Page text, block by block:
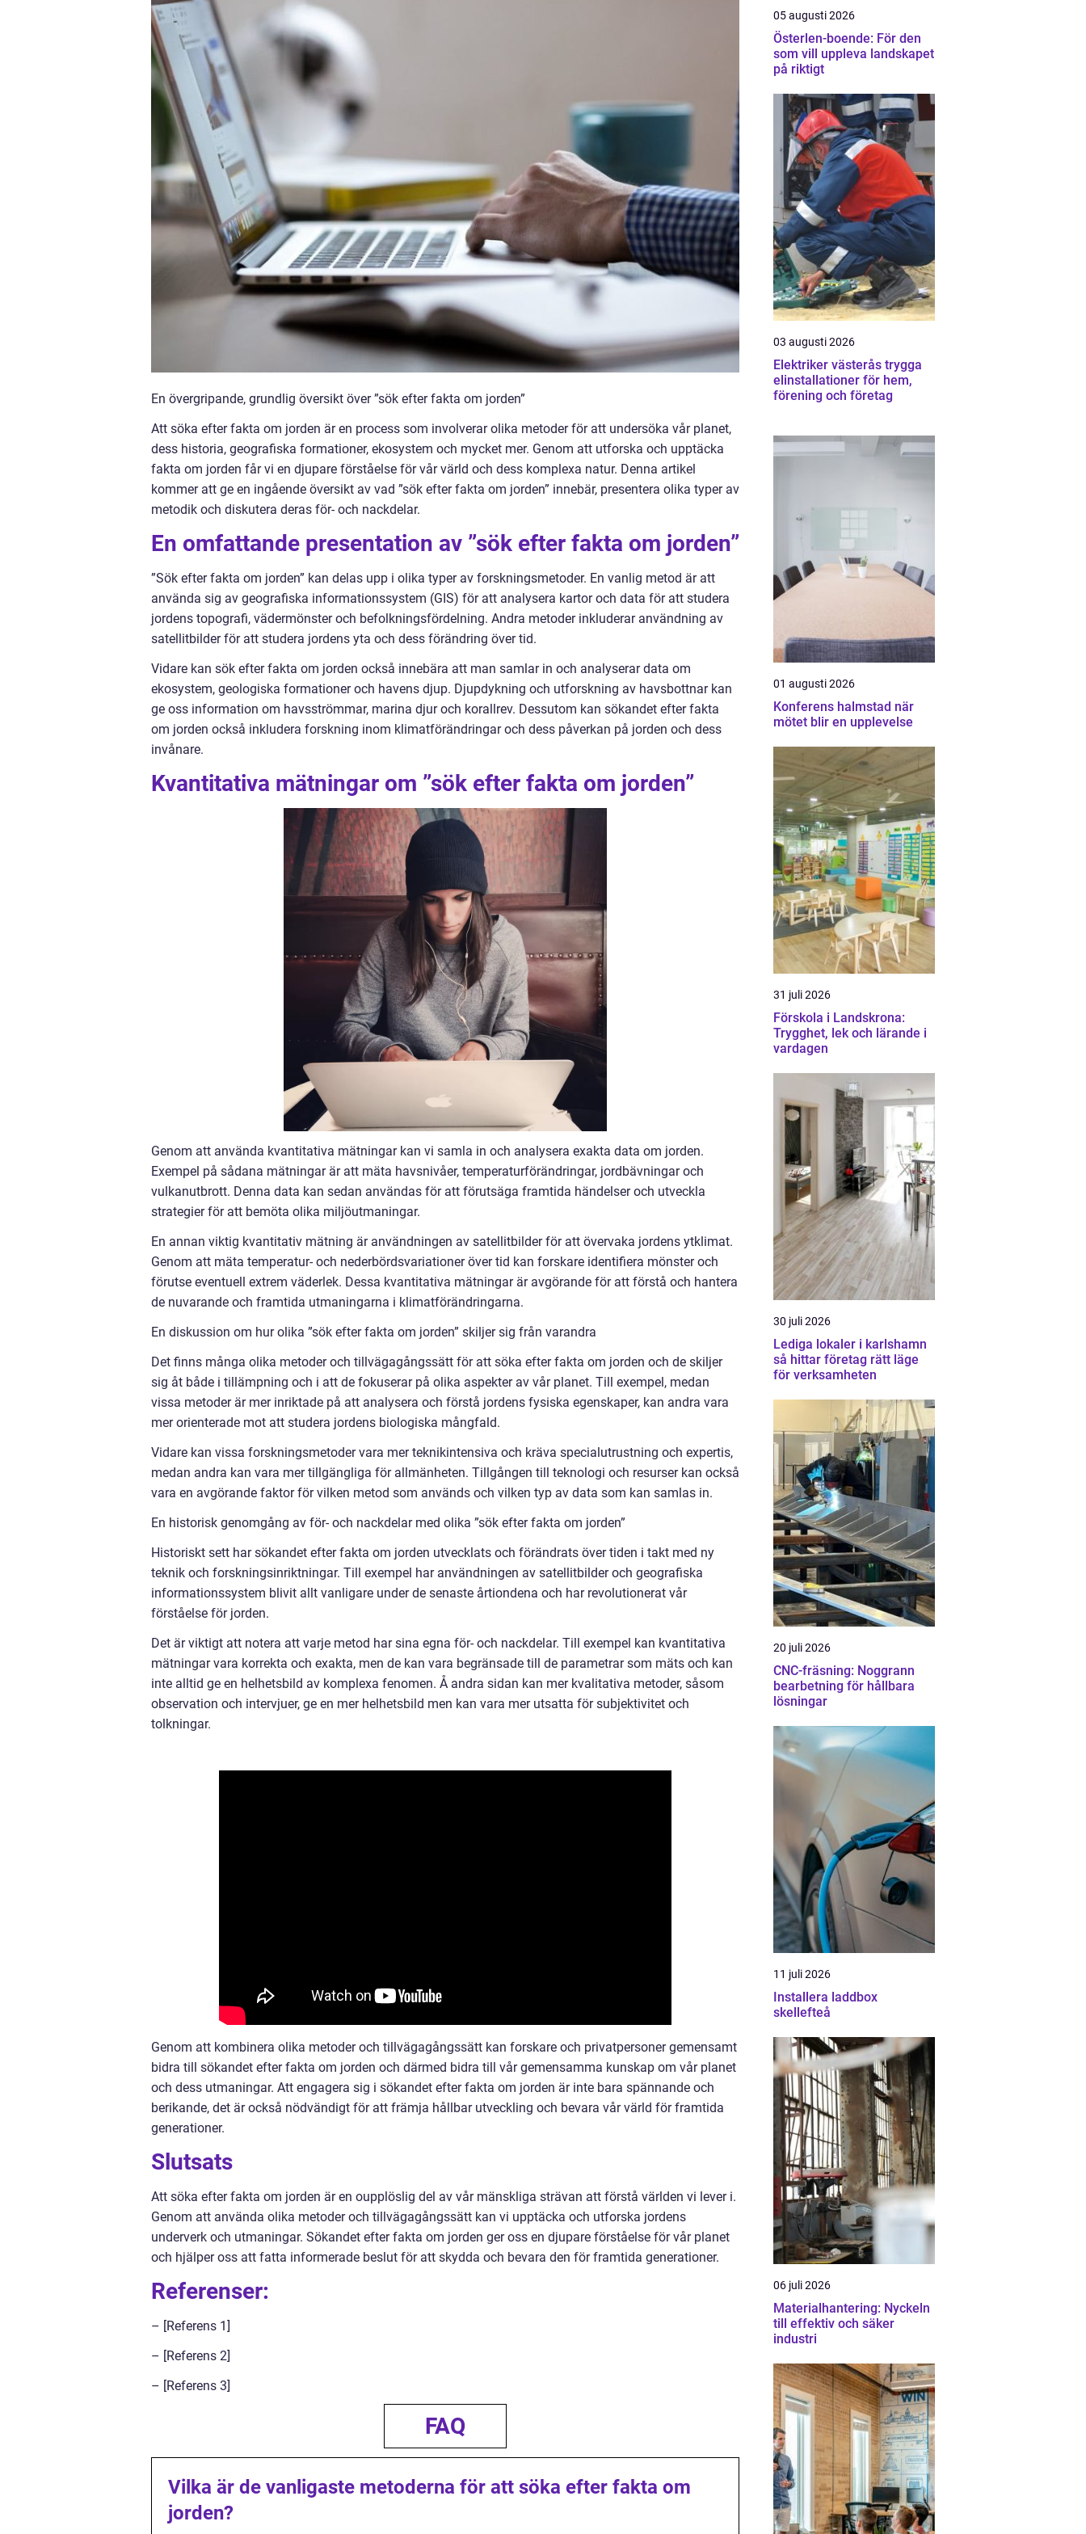
En övergripande, grundlig översikt över ”sök efter fakta om jorden”
Att söka efter fakta om jorden är en process som involverar olika metoder för att undersöka vår planet,
dess historia, geografiska formationer, ekosystem och mycket mer. Genom att utforska och upptäcka
fakta om jorden får vi en djupare förståelse för vår värld och dess komplexa natur. Denna artikel
kommer att ge en ingående översikt av vad ”sök efter fakta om jorden” innebär, presentera olika typer av
metodik och diskutera deras för- och nackdelar.
En omfattande presentation av ”sök efter fakta om jorden”
”Sök efter fakta om jorden” kan delas upp i olika typer av forskningsmetoder. En vanlig metod är att
använda sig av geografiska informationssystem (GIS) för att analysera kartor och data för att studera
jordens topografi, vädermönster och befolkningsfördelning. Andra metoder inkluderar användning av
satellitbilder för att studera jordens yta och dess förändring över tid.
Vidare kan sök efter fakta om jorden också innebära att man samlar in och analyserar data om
ekosystem, geologiska formationer och havens djup. Djupdykning och utforskning av havsbottnar kan
ge oss information om havsströmmar, marina djur och korallrev. Dessutom kan sökandet efter fakta
om jorden också inkludera forskning inom klimatförändringar och dess påverkan på jorden och dess
invånare.
Kvantitativa mätningar om ”sök efter fakta om jorden”
Genom att använda kvantitativa mätningar kan vi samla in och analysera exakta data om jorden.
Exempel på sådana mätningar är att mäta havsnivåer, temperaturförändringar, jordbävningar och
vulkanutbrott. Denna data kan sedan användas för att förutsäga framtida händelser och utveckla
strategier för att bemöta olika miljöutmaningar.
En annan viktig kvantitativ mätning är användningen av satellitbilder för att övervaka jordens ytklimat.
Genom att mäta temperatur- och nederbördsvariationer över tid kan forskare identifiera mönster och
förutse eventuell extrem väderlek. Dessa kvantitativa mätningar är avgörande för att förstå och hantera
de nuvarande och framtida utmaningarna i klimatförändringarna.
En diskussion om hur olika ”sök efter fakta om jorden” skiljer sig från varandra
Det finns många olika metoder och tillvägagångssätt för att söka efter fakta om jorden och de skiljer
sig åt både i tillämpning och i att de fokuserar på olika aspekter av vår planet. Till exempel, medan
vissa metoder är mer inriktade på att analysera och förstå jordens fysiska egenskaper, kan andra vara
mer orienterade mot att studera jordens biologiska mångfald.
Vidare kan vissa forskningsmetoder vara mer teknikintensiva och kräva specialutrustning och expertis,
medan andra kan vara mer tillgängliga för allmänheten. Tillgången till teknologi och resurser kan också
vara en avgörande faktor för vilken metod som används och vilken typ av data som kan samlas in.
En historisk genomgång av för- och nackdelar med olika ”sök efter fakta om jorden”
Historiskt sett har sökandet efter fakta om jorden utvecklats och förändrats över tiden i takt med ny
teknik och forskningsinriktningar. Till exempel har användningen av satellitbilder och geografiska
informationssystem blivit allt vanligare under de senaste årtiondena och har revolutionerat vår
förståelse för jorden.
Det är viktigt att notera att varje metod har sina egna för- och nackdelar. Till exempel kan kvantitativa
mätningar vara korrekta och exakta, men de kan vara begränsade till de parametrar som mäts och kan
inte alltid ge en helhetsbild av komplexa fenomen. Å andra sidan kan mer kvalitativa metoder, såsom
observation och intervjuer, ge en mer helhetsbild men kan vara mer utsatta för subjektivitet och
tolkningar.
Genom att kombinera olika metoder och tillvägagångssätt kan forskare och privatpersoner gemensamt
bidra till sökandet efter fakta om jorden och därmed bidra till vår gemensamma kunskap om vår planet
och dess utmaningar. Att engagera sig i sökandet efter fakta om jorden är inte bara spännande och
berikande, det är också nödvändigt för att främja hållbar utveckling och bevara vår värld för framtida
generationer.
Slutsats
Att söka efter fakta om jorden är en oupplöslig del av vår mänskliga strävan att förstå världen vi lever i.
Genom att använda olika metoder och tillvägagångssätt kan vi upptäcka och utforska jordens
underverk och utmaningar. Sökandet efter fakta om jorden ger oss en djupare förståelse för vår planet
och hjälper oss att fatta informerade beslut för att skydda och bevara den för framtida generationer.
Referenser:
– [Referens 1]
– [Referens 2]
– [Referens 3]
FAQ
Vilka är de vanligaste metoderna för att söka efter fakta om
jorden?
05 augusti 2026
Österlen-boende: För den
som vill uppleva landskapet
på riktigt
03 augusti 2026
Elektriker västerås trygga
elinstallationer för hem,
förening och företag
01 augusti 2026
Konferens halmstad när
mötet blir en upplevelse
31 juli 2026
Förskola i Landskrona:
Trygghet, lek och lärande i
vardagen
30 juli 2026
Lediga lokaler i karlshamn
så hittar företag rätt läge
för verksamheten
20 juli 2026
CNC-fräsning: Noggrann
bearbetning för hållbara
lösningar
11 juli 2026
Installera laddbox
skellefteå
06 juli 2026
Materialhantering: Nyckeln
till effektiv och säker
industri